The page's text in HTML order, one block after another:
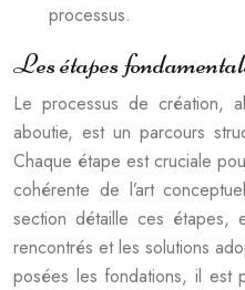
processus.
Les étapes
Le processus de création,
aboutie, est un parcours
Chaque étape est cruciale
cohérente de l’art
section détaille ces étapes,
rencontrés et les solutions
posées les fondations, il est